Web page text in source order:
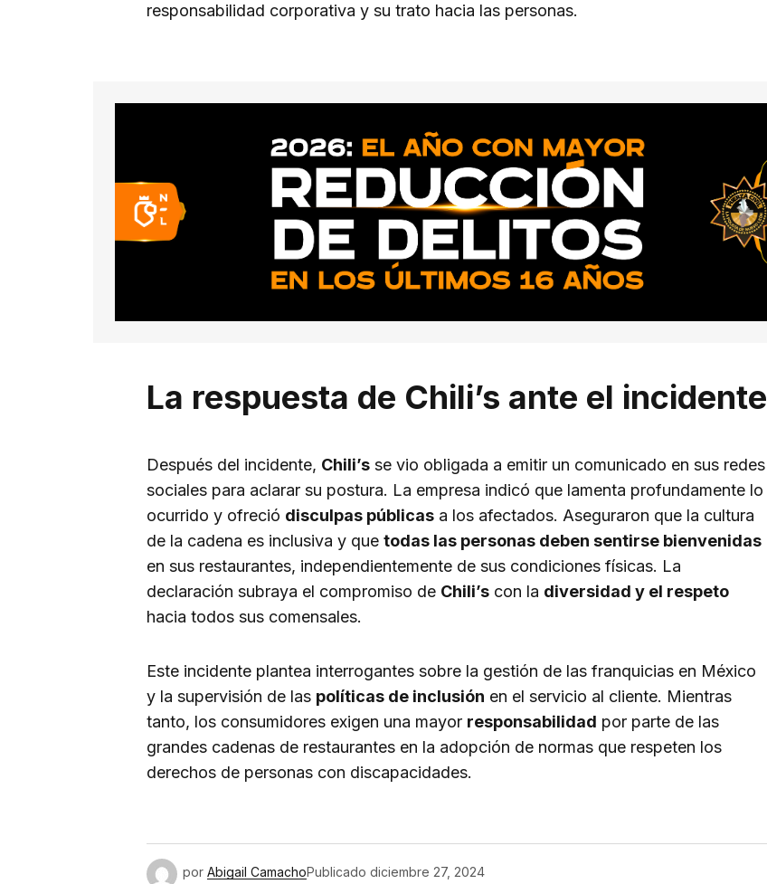
responsabilidad corporativa y su trato hacia las personas.
La respuesta de Chili’s ante el incidente
Después del incidente, Chili’s se vio obligada a emitir un comunicado en sus redes
sociales para aclarar su postura. La empresa indicó que lamenta profundamente lo
ocurrido y ofreció disculpas públicas a los afectados. Aseguraron que la cultura
de la cadena es inclusiva y que todas las personas deben sentirse bienvenidas
en sus restaurantes, independientemente de sus condiciones físicas. La
declaración subraya el compromiso de Chili’s con la diversidad y el respeto
hacia todos sus comensales.
Este incidente plantea interrogantes sobre la gestión de las franquicias en México
y la supervisión de las políticas de inclusión en el servicio al cliente. Mientras
tanto, los consumidores exigen una mayor responsabilidad por parte de las
grandes cadenas de restaurantes en la adopción de normas que respeten los
derechos de personas con discapacidades.
por Abigail CamachoPublicado diciembre 27, 2024